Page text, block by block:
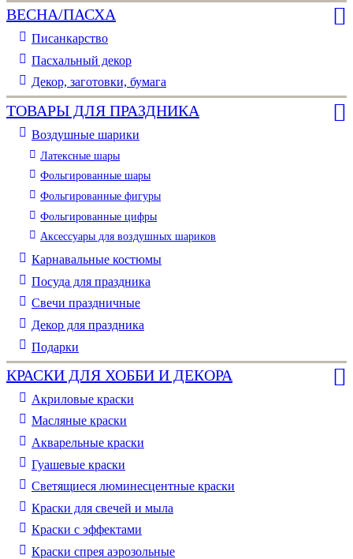
ВЕСНА/ПАСХА
Писанкарство
Пасхальный декор
Декор, заготовки, бумага
ТОВАРЫ ДЛЯ ПРАЗДНИКА
Воздушные шарики
Латексные шары
Фольгированные шары
Фольгированные фигуры
Фольгированные цифры
Аксессуары для воздушных шариков
Карнавальные костюмы
Посуда для праздника
Свечи праздничные
Декор для праздника
Подарки
КРАСКИ ДЛЯ ХОББИ И ДЕКОРА
Акриловые краски
Масляные краски
Акварельные краски
Гуашевые краски
Светящиеся люминесцентные краски
Краски для свечей и мыла
Краски с эффектами
Краски спрея аэрозольные